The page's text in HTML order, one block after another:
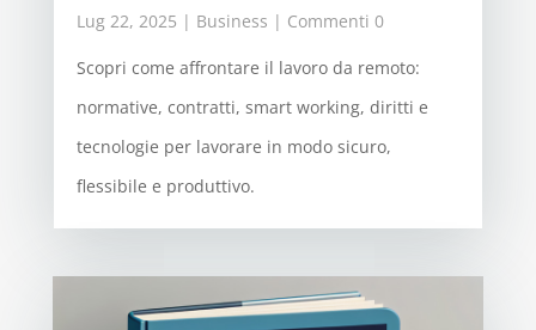
Lug 22, 2025 | Business | Commenti 0
Scopri come affrontare il lavoro da remoto:
normative, contratti, smart working, diritti e
tecnologie per lavorare in modo sicuro,
flessibile e produttivo.